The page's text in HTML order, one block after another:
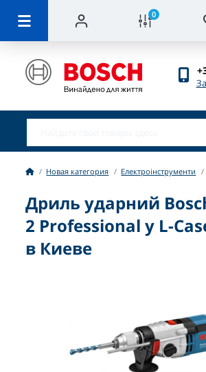
0
Новая категория Електроінструменти
Дриль ударний
2 Professional у L-
в Киеве